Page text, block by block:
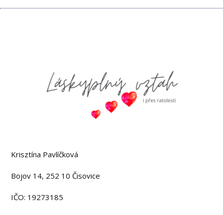
Krisztína Pavlíčková
Bojov 14, 252 10 Čisovice
IČO: 19273185